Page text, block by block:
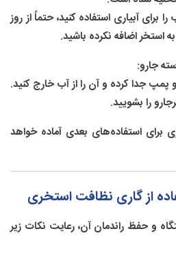
برای آبیاری استفاده کنید، حتماً از روز
استخر اضافه نکرده باشید.
جدا کرده و آن را از آب خارج کنید.
را بشویید.
برای استفاده‌های بعدی آماده خواهد
از گاری نظافت استخری
و حفظ راندمان آن، رعایت نکات زیر